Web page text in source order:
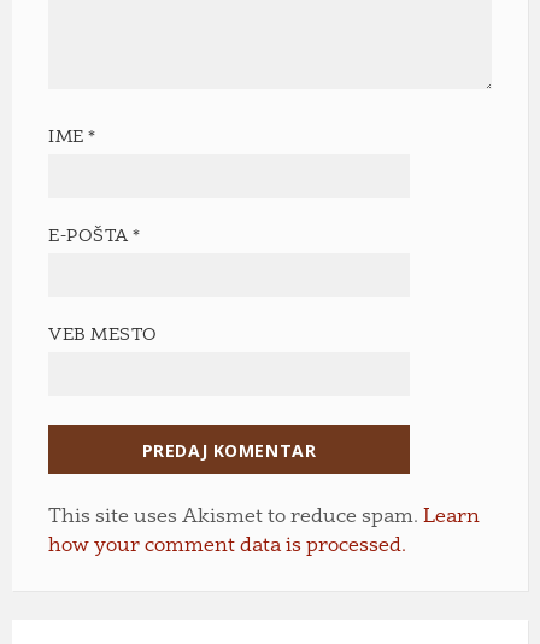
IME*
E-POŠTA*
VEB MESTO
This site uses Akismet to reduce spam. Learn
how your comment data is processed.